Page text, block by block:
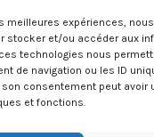
meilleures expériences,
stocker et/ou accéder aux
technologies nous
de navigation ou les ID
son consentement peut avoir
et fonctions.